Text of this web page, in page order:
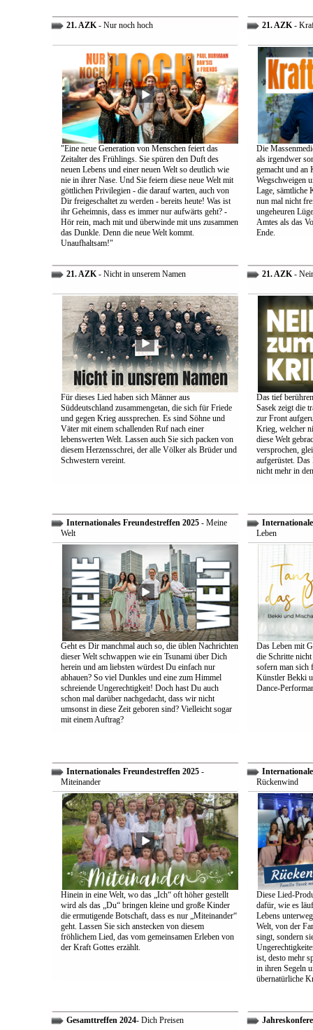
21. AZK- Nur noch hoch
"Eine neue Generation von Menschen feiert das
Zeitalter des Frühlings. Sie spüren den Duft des
neuen Lebens und einer neuen Welt so deutlich wie
nie in ihrer Nase. Und Sie feiern diese neue Welt mit
göttlichen Privilegien - die darauf warten, auch von
Dir freigeschaltet zu werden - bereits heute! Was ist
ihr Geheimnis, dass es immer nur aufwärts geht? -
Hör rein, mach mit und überwinde mit uns zusammen
das Dunkle. Denn die neue Welt kommt.
Unaufhaltsam!"
21. AZK-
Die
als irgendwer
gemacht und an
Wegschweigen
Lage, sämtliche
nun mal nicht
ungeheuren
Amtes als das
Ende.
21. AZK- Nicht in unserem Namen
Für dieses Lied haben sich Männer aus
Süddeutschland zusammengetan, die sich für Friede
und gegen Krieg aussprechen. Es sind Söhne und
Väter mit einem schallenden Ruf nach einer
lebenswerten Welt. Lassen auch Sie sich packen von
diesem Herzensschrei, der alle Völker als Brüder und
Schwestern vereint.
21. AZK-
Das tief
Sasek zeigt die
zur Front
Krieg, welcher
diese Welt
versprochen,
aufgerüstet.
nicht mehr in
Internationales Freundestreffen 2025- Meine
Welt
Geht es Dir manchmal auch so, die üblen Nachrichten
dieser Welt schwappen wie ein Tsunami über Dich
herein und am liebsten würdest Du einfach nur
abhauen? So viel Dunkles und eine zum Himmel
schreiende Ungerechtigkeit! Doch hast Du auch
schon mal darüber nachgedacht, dass wir nicht
umsonst in diese Zeit geboren sind? Vielleicht sogar
mit einem Auftrag?
Leben
Das Leben mit
die Schritte
sofern man sich
Künstler Bekki
Dance-
Internationales Freundestreffen 2025-
Miteinander
Hinein in eine Welt, wo das „Ich“ oft höher gestellt
wird als das „Du“ bringen kleine und große Kinder
die ermutigende Botschaft, dass es nur „Miteinander“
geht. Lassen Sie sich anstecken von diesem
fröhlichem Lied, das vom gemeinsamen Erleben von
der Kraft Gottes erzählt.
Rückenwind
Diese Lied-
dafür, wie es
Lebens
Welt, von der
singt, sondern
ist, desto mehr
in ihren Segeln
übernatürliche
Gesamttreffen 2024- Dich Preisen